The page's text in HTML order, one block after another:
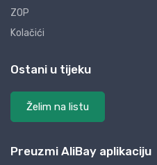
ZOP
Kolačići
Ostani u tijeku
Želim na listu
Preuzmi AliBay aplikaciju